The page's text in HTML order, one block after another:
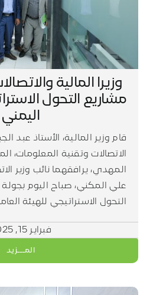
وزيرا المالية
مشاريع التحول
اليمني
قام وزير المالية، الأستاذ عبد
الاتصالات وتقنية
المهدي، يرافقهما نائب وزير
علي المكني، صباح اليوم
التحول الاستراتيجي للهيئة
فبراير 15, 2025
المـــزيد